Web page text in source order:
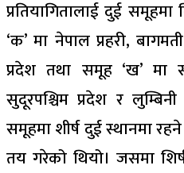
प्रतियागितालाई दुई
‘क’ मा नेपाल प्रहरी,
प्रदेश तथा समूह ‘ख’ मा
सुदूरपश्चिम प्रदेश र
समूहमा शीर्ष दुई स्थानमा
तय गरेको थियो। जसमा